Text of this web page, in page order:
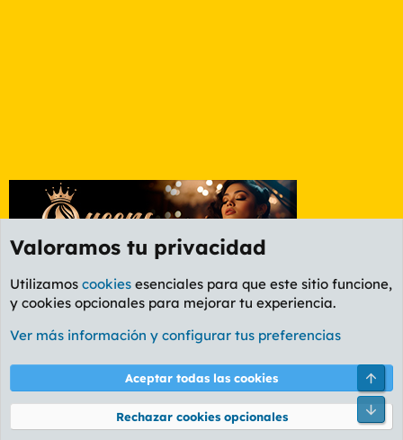
Foro General
Cookies
PL OLDSTYLE AMARILLO
Términos y reglas Política de privacidad Ayuda
Community platform by XenForo® © 2010-2026 XenForo Ltd.
Valoramos tu privacidad
Utilizamos cookies esenciales para que este sitio funcione,
y cookies opcionales para mejorar tu experiencia.
Ver más información y configurar tus preferencias
Aceptar todas las cookies
Rechazar cookies opcionales
Pie